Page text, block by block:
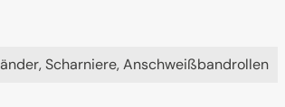
Scharniere, Anschweißbandrollen